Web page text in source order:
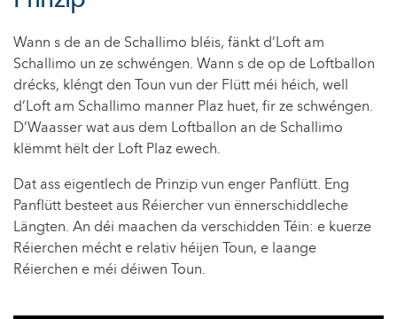
Wann s de an de Schallimo bléis, fänkt d’Loft am
Schallimo un ze schwéngen. Wann s de op de Loftballon
drécks, kléngt den Toun vun der Flütt méi héich, well
d’Loft am Schallimo manner Plaz huet, fir ze schwéngen.
D’Waasser wat aus dem Loftballon an de Schallimo
klëmmt hëlt der Loft Plaz ewech.
Dat ass eigentlech de Prinzip vun enger Panflütt. Eng
Panflütt besteet aus Réiercher vun ënnerschiddleche
Längten. An déi maachen da verschidden Téin: e kuerze
Réierchen mécht e relativ héijen Toun, e laange
Réierchen e méi déiwen Toun.